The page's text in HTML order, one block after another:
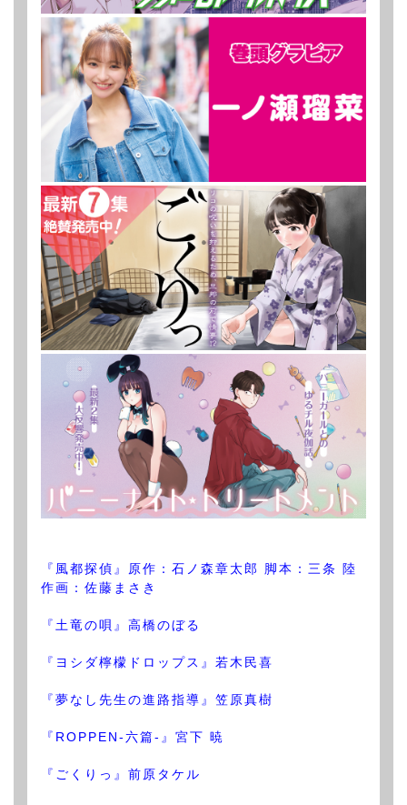
『風都探偵』原作：石ノ森章太郎 脚本：三条 陸
作画：佐藤まさき
『土竜の唄』高橋のぼる
『ヨシダ檸檬ドロップス』若木民喜
『夢なし先生の進路指導』笠原真樹
『ROPPEN-六篇-』宮下 暁
『ごくりっ』前原タケル